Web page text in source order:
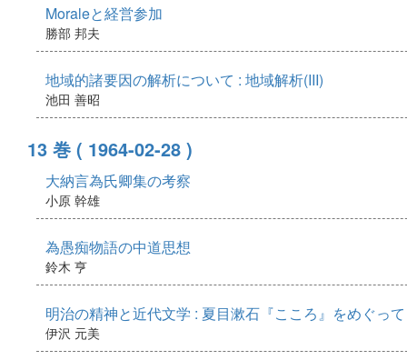
Moraleと経営参加
勝部 邦夫
地域的諸要因の解析について : 地域解析(III)
池田 善昭
13 巻 ( 1964-02-28 )
大納言為氏卿集の考察
小原 幹雄
為愚痴物語の中道思想
鈴木 亨
明治の精神と近代文学 : 夏目漱石『こころ』をめぐって
伊沢 元美